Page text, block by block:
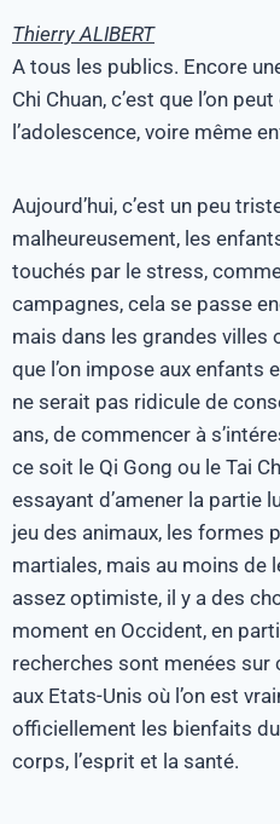
Thierry ALIBERT
A tous les publics. Encore
Chi Chuan, c’est que l’on
l’adolescence, voire même
Aujourd’hui, c’est un peu
malheureusement, les
touchés par le stress,
campagnes, cela se passe
mais dans les grandes villes
que l’on impose aux enfants
ne serait pas ridicule de
ans, de commencer à
ce soit le Qi Gong ou le Tai
essayant d’amener la partie
jeu des animaux, les formes
martiales, mais au moins de
assez optimiste, il y a des
moment en Occident, en
recherches sont menées
aux Etats-Unis où l’on est
officiellement les bienfaits
corps, l’esprit et la santé.